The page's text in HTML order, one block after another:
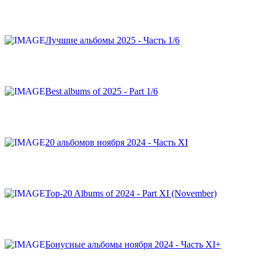
Лучшие альбомы 2025 - Часть 1/6
Best albums of 2025 - Part 1/6
20 альбомов ноября 2024 - Часть XI
Top-20 Albums of 2024 - Part XI (November)
Бонусные альбомы ноября 2024 - Часть XI+